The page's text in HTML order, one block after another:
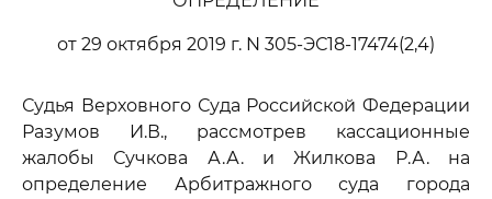
от 29 октября 2019 г. N 305-ЭС18-17474(2,4)
Судья Верховного Суда Российской Федерации
Разумов И.В., рассмотрев кассационные
жалобы Сучкова А.А. и Жилкова Р.А. на
определение Арбитражного суда города